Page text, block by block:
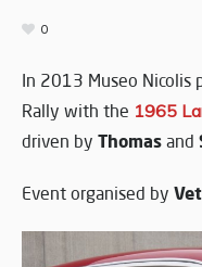
0
In 2013 Museo Nicolis
Rally with the 1965
driven by Thomas and
Event organised by